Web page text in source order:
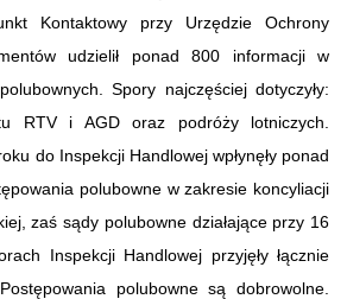
Kontaktowy przy Urzędzie Ochrony
udzielił ponad 800 informacji w
Spory najczęściej dotyczyły:
RTV i AGD oraz podróży lotniczych.
do Inspekcji Handlowej wpłynęły ponad
polubowne w zakresie koncyliacji
zaś sądy polubowne działające przy 16
Inspekcji Handlowej przyjęły łącznie
polubowne są dobrowolne.